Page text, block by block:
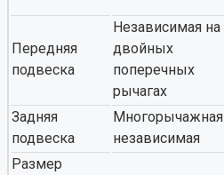
Передняя
подвеска
Независимая на
двойных
поперечных
рычагах
Задняя
подвеска
Многорычажная
независимая
Размер